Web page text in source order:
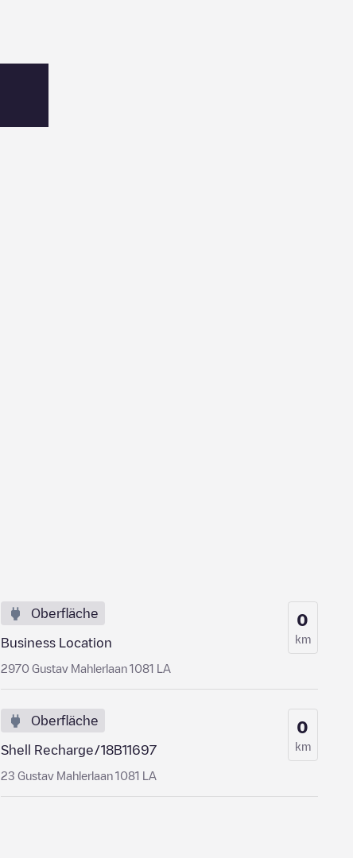
Oberfläche
Business Location
2970 Gustav Mahlerlaan 1081 LA
0
km
Oberfläche
Shell Recharge/18B11697
23 Gustav Mahlerlaan 1081 LA
0
km